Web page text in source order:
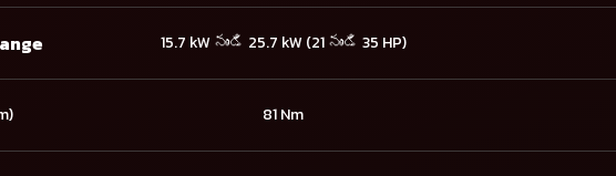
15.7 kW నుండి 25.7 kW (21 నుండి 35 HP)
81 Nm